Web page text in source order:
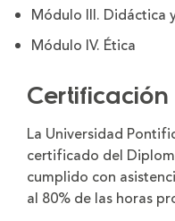
Módulo III. Didáctica
Módulo IV. Ética
Certificación
La Universidad
certificado del
cumplido con
al 80% de las horas